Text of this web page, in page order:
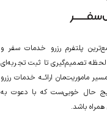
پلتفرم رزرو خدمات سفر و
لحظه‌ تصمیم‌گیری تا ثبت تجربه‌ای
ماموریت‌مان اراﺋــﻪ خدمات رزرو
حال خوبی‌ست که با دعوت به
باشد.